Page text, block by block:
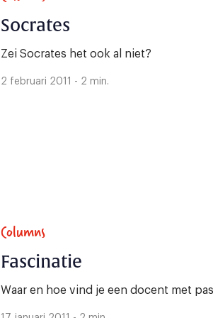
Socrates
Zei Socrates het ook al niet?
2 februari 2011 - 2 min.
Columns
Fascinatie
Waar en hoe vind je een docent met